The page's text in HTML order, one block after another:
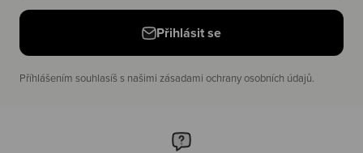
Přihlásit se
Příhlášením souhlasíš s našimi zásadami ochrany osobních údajů.